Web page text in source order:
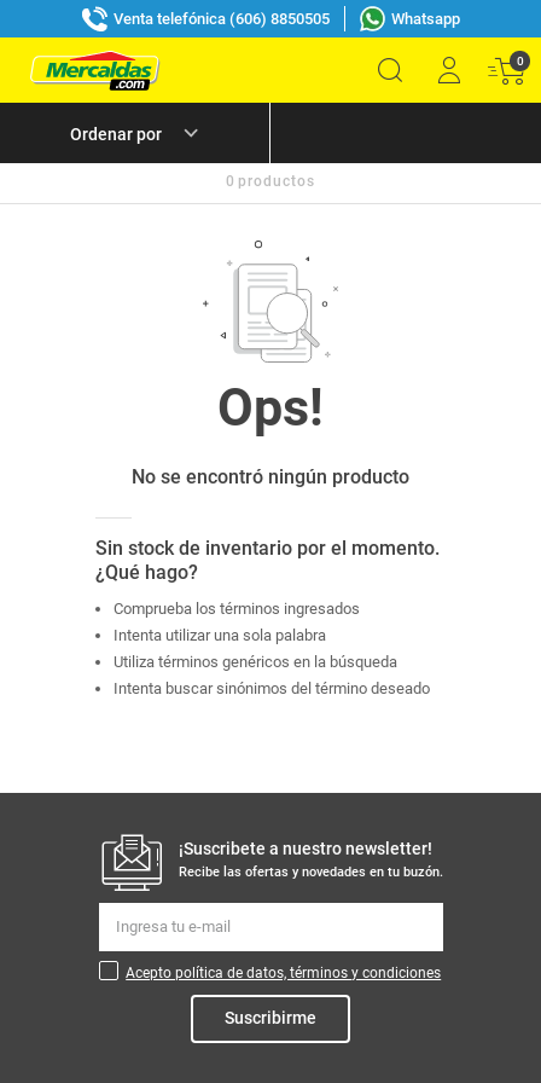
Venta telefónica (606) 8850505 Whatsapp
0
0 productos
No se encontró ningún producto
Sin stock de inventario por el momento.
¿Qué hago?
Comprueba los términos ingresados
Intenta utilizar una sola palabra
Utiliza términos genéricos en la búsqueda
Intenta buscar sinónimos del término deseado
¡Suscribete a nuestro newsletter!
Recibe las ofertas y novedades en tu buzón.
Acepto política de datos, términos y condiciones
Suscribirme